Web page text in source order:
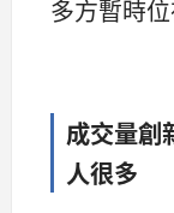
多方暫時
成交量創
人很多